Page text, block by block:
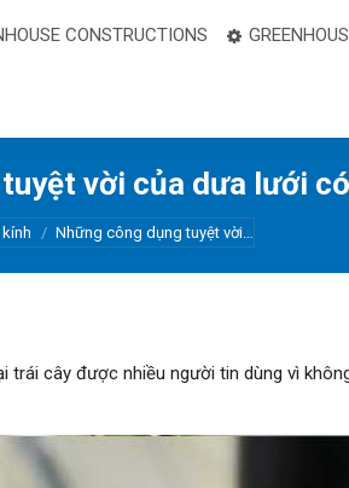
CONSTRUCTIONS
vời của dưa lưới
Những công dụng tuyệt vời…
trái cây được nhiều người tin dùng vì